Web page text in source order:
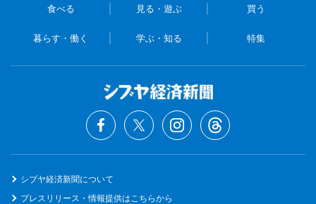
食べる 見る・遊ぶ 買う
暮らす・働く 学ぶ・知る 特集
シブヤ経済新聞について
プレスリリース・情報提供はこちらから